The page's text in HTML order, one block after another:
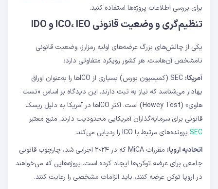
برای بررسی اطلاعات پروژه‌ها استفاده کنید.
تنظیم‌گری و وضعیت قانونی ICO، IEO و IDO
یکی از چالش‌های بزرگ عرضه‌های اولیه رمزارز، وضعیت قانونی
نامشخص آن‌هاست. هر کشور رویکرد متفاوتی دارد:
آمریکا:
SEC (کمیسیون بورس) بسیاری از ICOها را به‌عنوان اوراق
بهادار می‌شناسد که نیاز به ثبت دارند. این دیدگاه بر اساس «تست
هاوی» (Howey Test) است. اکثر ICOها در آمریکا به دلیل ریسک
قانونی برای سرمایه‌گذاران آمریکایی محدودیت دارند. منبع معتبر
SEC پرونده‌های مرتبط با ICO را ردیابی می‌کند.
اتحادیه اروپا:
مقررات MiCA که در ۲۰۲۴ اجرایی شد، چارچوب قانونی
جامعی برای عرضه توکن‌ها ایجاد کرده است. پروژه‌هایی که می‌خواهند
در اروپا توکن عرضه کنند، باید الزامات مشخصی را رعایت کنند.